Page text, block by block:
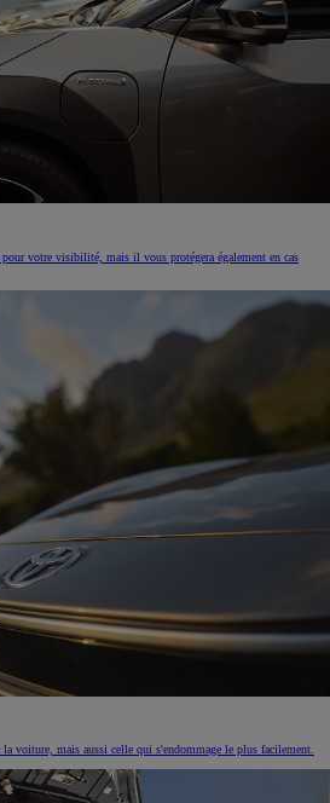
pour votre visibilité, mais il vous protégera également en cas
voiture, mais aussi celle qui s'endommage le plus facilement.